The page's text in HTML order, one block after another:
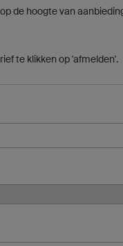
de hoogte van
te klikken op 'afmelden'.